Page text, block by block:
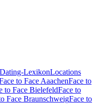
Dating-LexikonLocations
to Face AaachenFace to
to Face BielefeldFace to
Face BraunschweigFace to